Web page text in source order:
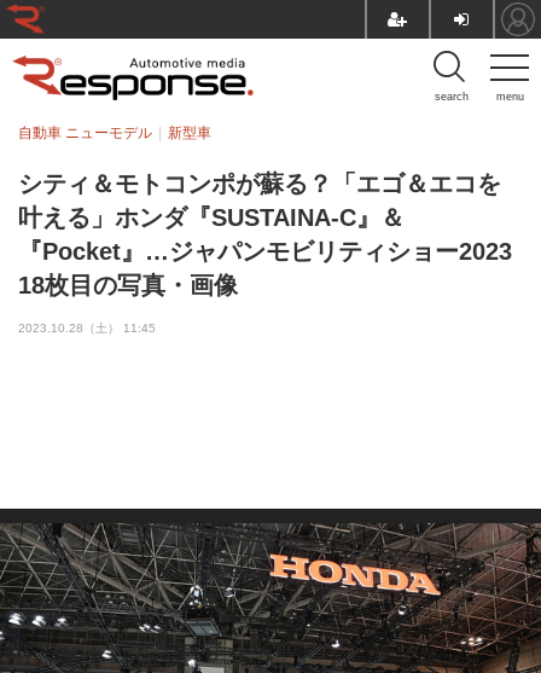
menu
search
シティ＆モトコンポが蘇る？「エゴ＆エコを
叶える」ホンダ『SUSTAINA-C』＆
『Pocket』…ジャパンモビリティショー2023
18枚目の写真・画像
自動車 ニューモデル 新型車
2023.10.28（土） 11:45